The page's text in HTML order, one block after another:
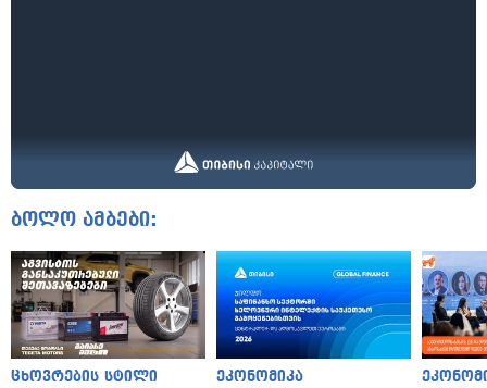
ბოლო ამბები:
ცხოვრების სტილი ეკონომიკა